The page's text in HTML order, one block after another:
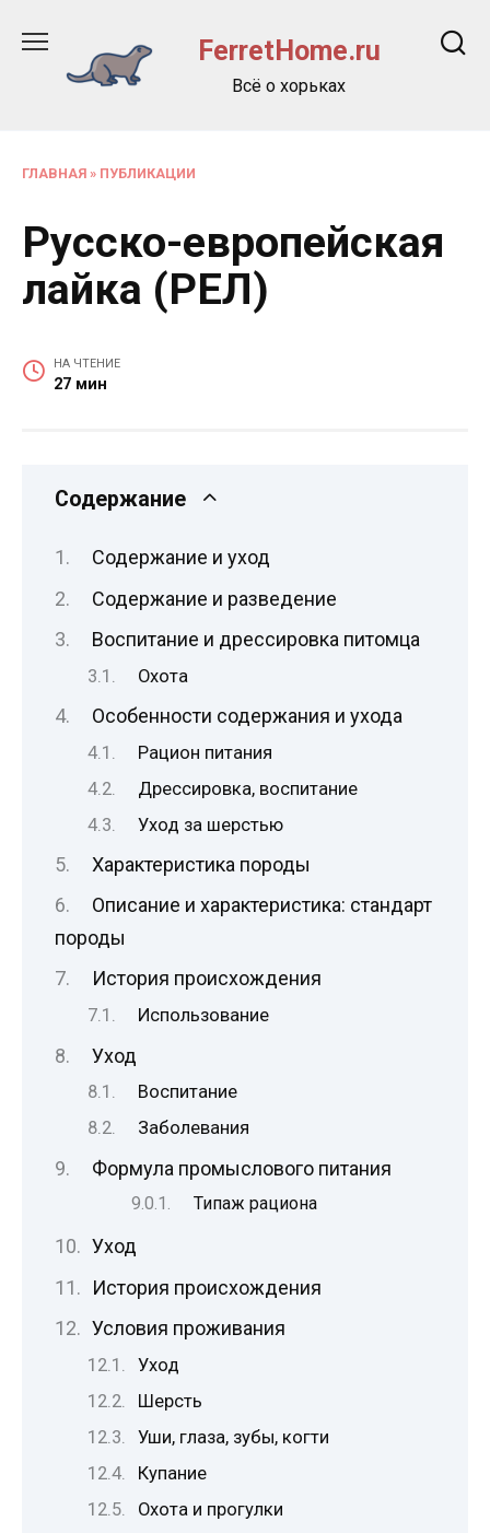
содержанию
FerretHome.ru
Всё о хорьках
ГЛАВНАЯ » ПУБЛИКАЦИИ
Русско-европейская
лайка (РЕЛ)
НА ЧТЕНИЕ
27 мин
Содержание
Содержание и уход
Содержание и разведение
Воспитание и дрессировка питомца
Охота
Особенности содержания и ухода
Рацион питания
Дрессировка, воспитание
Уход за шерстью
Характеристика породы
Описание и характеристика: стандарт
породы
История происхождения
Использование
Уход
Воспитание
Заболевания
Формула промыслового питания
Типаж рациона
Уход
История происхождения
Условия проживания
Уход
Шерсть
Уши, глаза, зубы, когти
Купание
Охота и прогулки